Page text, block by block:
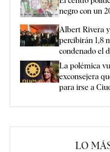
negro con un
Albert Rivera
percibirán 1,8
condenado el
La polémica
exconsejera
para irse a
LO